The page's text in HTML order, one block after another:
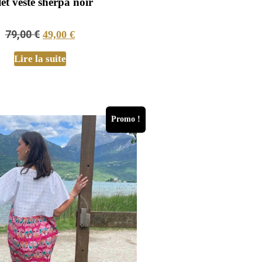
79,00€ 49,00 €
Lire la suite
Promo !